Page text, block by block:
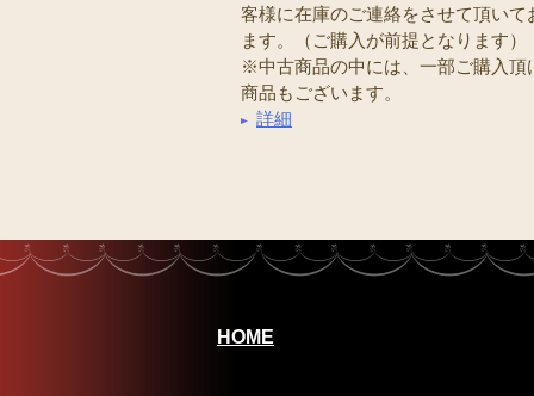
客様に在庫のご連絡をさせて頂いて
ます。（ご購入が前提となります）
※中古商品の中には、一部ご購入頂
商品もございます。
詳細
HOME